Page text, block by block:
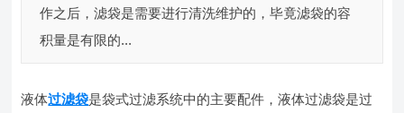
作之后，滤袋是需要进行清洗维护的，毕竟滤袋的容
积量是有限的...
液体过滤袋是袋式过滤系统中的主要配件，液体过滤袋是过